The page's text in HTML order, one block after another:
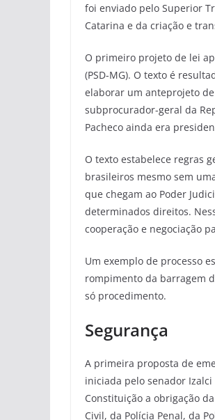
foi enviado pelo Superior
Catarina e da criação e
O primeiro projeto de lei
(PSD-MG). O texto é
elaborar um anteprojeto
subprocurador-geral da
Pacheco ainda era
O texto estabelece regras
brasileiros mesmo sem
que chegam ao Poder
determinados direitos.
cooperação e negociação
Um exemplo de processo
rompimento da barragem
só procedimento.
Segurança
A primeira proposta de
iniciada pelo senador Izalci
Constituição a obrigação
Civil, da Polícia Penal, da